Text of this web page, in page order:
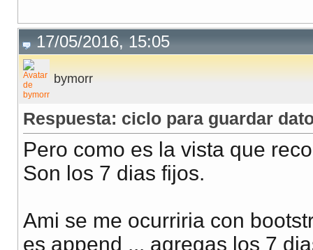
17/05/2016, 15:05
bymorr
Respuesta: ciclo para guardar
Pero como es la vista que
Son los 7 dias fijos.
Ami se me ocurriria con
es append ... agregas los 7